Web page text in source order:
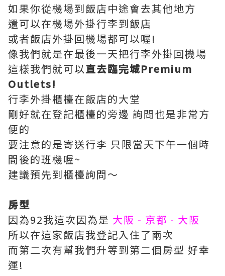
如果你從機場到飯店中途會去其他地方
還可以在機場外掛行李到飯店
或者飯店外掛回機場都可以喔!
像我們就是在最後一天把行李外掛回機場
這樣我們就可以直去臨完城Premium
Outlets!
行李外掛櫃檯在飯店的大堂
剛好就在登記櫃檯的旁邊 詢問也是非常方
便的
要注意的是寄送行李 只限當天下午一個時
間後的班機喔~
建議預先到櫃檯詢問～
房型
因為92我這次因為是 大阪 - 京都 - 大阪
所以在這家飯店我登記入住了兩次
而第二次有幫我們升等到第二個房型 好幸
運!